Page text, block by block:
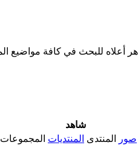
شاهد
صور المنتدى المنتديات المجموعات